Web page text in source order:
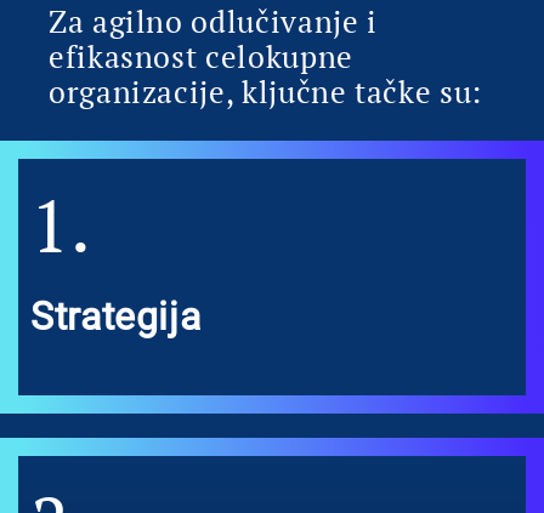
Za agilno odlučivanje i
efikasnost celokupne
organizacije, ključne tačke su:
1.
Strategija